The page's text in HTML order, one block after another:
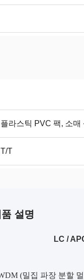
라스틱 PVC 팩, 소매
T
설명
LC /
(밀집 파장 분할